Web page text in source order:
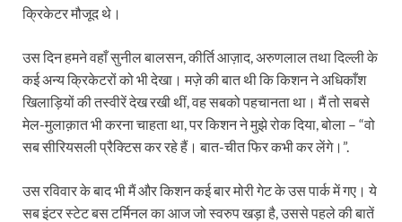
क्रिकेटर मौजूद थे।
उस दिन हमने वहाँ सुनील बालसन, कीर्ति आज़ाद, अरुणलाल तथा दिल्ली के
कई अन्य क्रिकेटरों को भी देखा। मज़े की बात थी कि किशन ने अधिकाँश
खिलाड़ियों की तस्वीरें देख रखी थीं, वह सबको पहचानता था। मैं तो सबसे
मेल-मुलाक़ात भी करना चाहता था, पर किशन ने मुझे रोक दिया, बोला – “वो
सब सीरियसली प्रैक्टिस कर रहे हैं। बात-चीत फिर कभी कर लेंगे।”.
उस रविवार के बाद भी मैं और किशन कई बार मोरी गेट के उस पार्क में गए। ये
सब इंटर स्टेट बस टर्मिनल का आज जो स्वरुप खड़ा है, उससे पहले की बातें